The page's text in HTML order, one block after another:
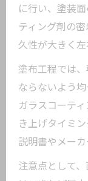
に行い、塗装
ティング剤の
久性が大きく左
塗布工程では
ならないよう均
ガラスコーテ
き上げタイミ
説明書やメー
注意点として